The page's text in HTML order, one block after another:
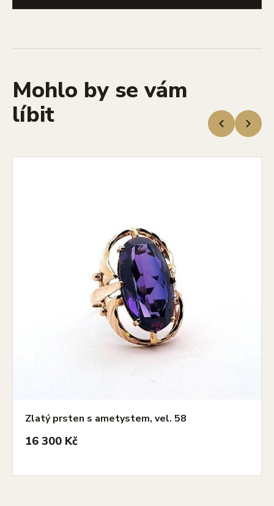
Mohlo by se vám
líbit
Zlatý prsten s ametystem, vel. 58
16 300 Kč